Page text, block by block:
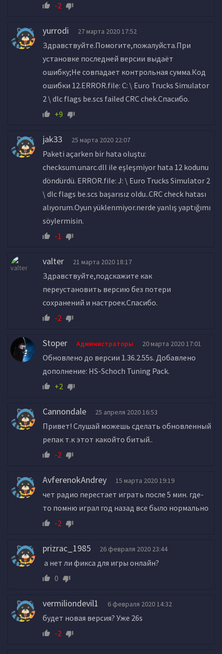
-2
yurrodi 27 марта 2020 17:52
Здравствуйте.Помогите,пожалуйста.При
установке последней версии выдаёт
ошибку;Не совпадает контрольная сумма.Код
ошибки 12.ERROR.file: С: \ Euro Trucks Simulator
2 \ dlc flags be.scs failed CRC chek.Спасибо.
+9
jak33 25 марта 2020 22:07
Paketi açarken bir hata oluştu:
checksum.unarc.dll ile eşleşmiyor hata 12 kodunu
döndürdü. ERROR.file: J: \ Euro Trucks Simulator 2
\ dlc flags be.scs başarısız oldu..CRC check hatası
alıyorum.Oyun yüklenmiyor.nerde yanlış yaptığımı
söylermisin.
-1
valter 21 марта 2020 18:17
Здравствуйте,подскажите как
переустановить версию без потери
сохранений и настроек.Спасибо.
-2
Stoper Администраторы 20 марта 2020 17:01
Обновлено до версии 1.36.2.55s. Добавлено
дополнение: HS-Schoch Tuning Pack.
+2
Cannondale 25 апреля 2020 16:53
Привет! Слушай можешь сделать обновленный
репак т.к этот какойто битый..
-2
AvferenokAndrey 15 марта 2020 19:19
чет радио перестает играть после 5 мин. где-
то помню играл год назад все было нормально
-2
prizrac_1985 26 февраля 2020 23:44
а нет ли фикса для игры онлайн?
0
vermiliondevil1 6 февраля 2020 14:32
будет новая версия? Уже 26s
-2